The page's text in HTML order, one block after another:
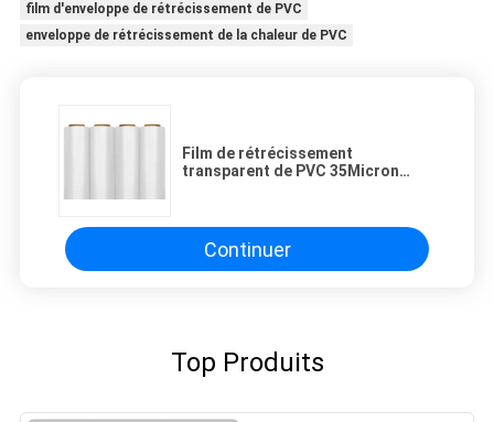
film d'enveloppe de rétrécissement de PVC
enveloppe de rétrécissement de la chaleur de PVC
Film de rétrécissement
transparent de PVC 35Micron
Continuer
Top Produits